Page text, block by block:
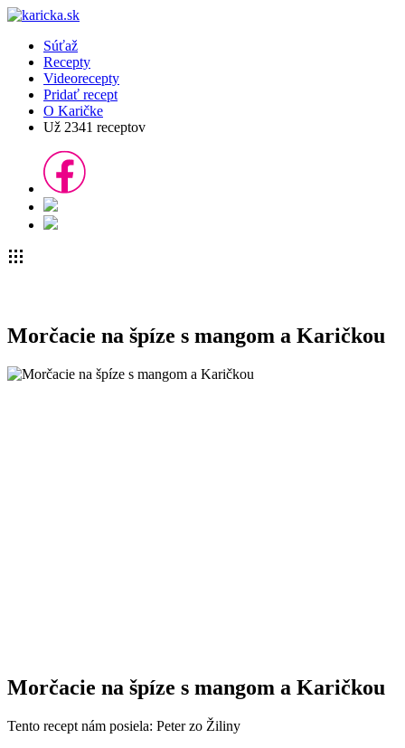
Súťaž
Recepty
Videorecepty
Pridať recept
O Karičke
Už 2341 receptov
Morčacie na špíze s mangom a Karičkou
Morčacie na špíze s mangom a Karičkou
Tento recept nám posiela: Peter zo Žiliny